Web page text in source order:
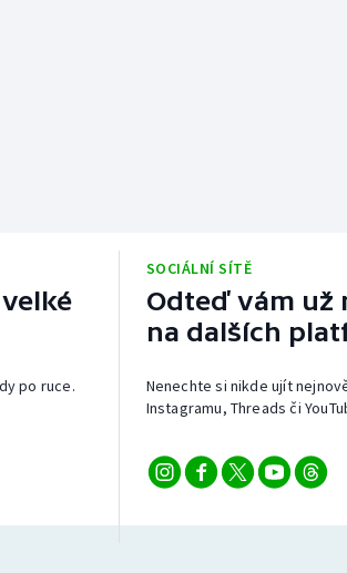
po ruce.
SOCIÁLNÍ SÍTĚ
Odteď vám už
na dalších
Nenechte si nikde ujít
Instagramu, Threads či